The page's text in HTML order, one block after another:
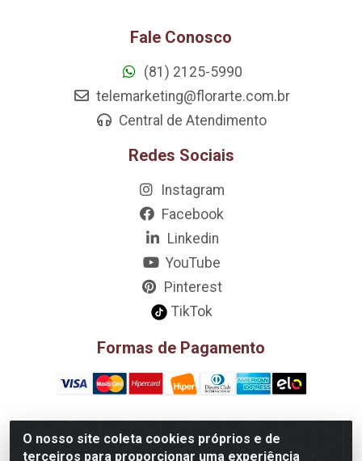
O nosso site coleta cookies próprios e de
terceiros para proporcionar uma experiência
Fale Conosco
(81) 2125-5990
telemarketing@florarte.com.br
Central de Atendimento
Redes Sociais
Instagram
Facebook
Linkedin
YouTube
Pinterest
TikTok
Formas de Pagamento
D&A Decoração e Ambientação LTDA - Rua Riachão, 807 –